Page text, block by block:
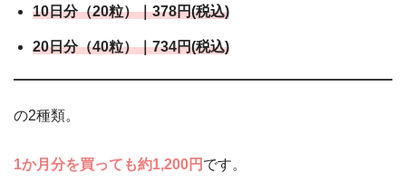
10日分（20粒）｜378円(税込)
20日分（40粒）｜734円(税込)
の2種類。
1か月分を買っても約1,200円 です。